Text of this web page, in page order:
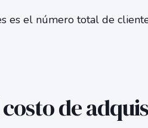
es el número total de
de